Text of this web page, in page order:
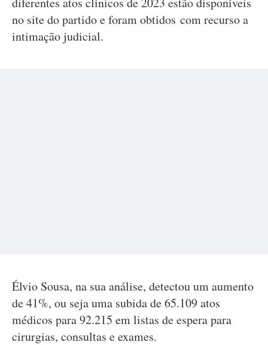
no site do partido e foram obtidos com recurso a
intimação judicial.
Élvio Sousa, na sua análise, detectou um aumento
de 41%, ou seja uma subida de 65.109 atos
médicos para 92.215 em listas de espera para
cirurgias, consultas e exames.